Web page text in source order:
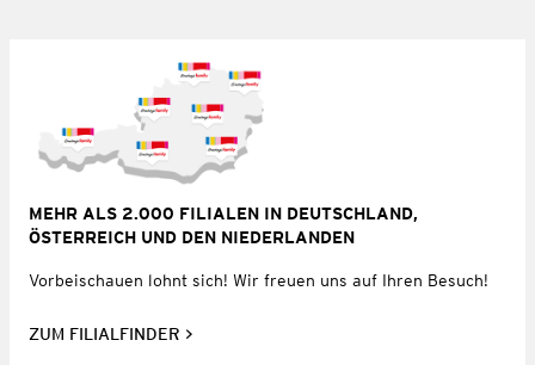
MEHR ALS 2.000 FILIALEN IN DEUTSCHLAND,
ÖSTERREICH UND DEN NIEDERLANDEN
Vorbeischauen lohnt sich! Wir freuen uns auf Ihren Besuch!
ZUM FILIALFINDER